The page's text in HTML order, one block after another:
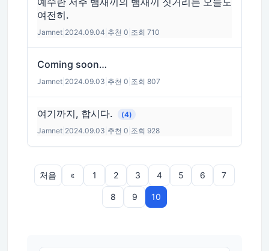
여전히.
Jamnet 2024.09.04 추천 0 조회 710
Coming soon…
Jamnet 2024.09.03 추천 0 조회 807
여기까지, 합시다.
(4)
Jamnet 2024.09.03 추천 0 조회 928
처음 « 1 2 3 4 5 6 7
8 9 10